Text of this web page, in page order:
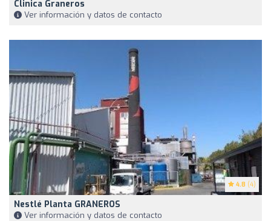
Clinica Graneros
Ver información y datos de contacto
4.8 (4)
Nestlé Planta GRANEROS
Ver información y datos de contacto